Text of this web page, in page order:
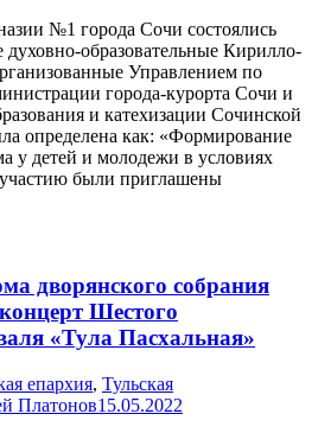
№1 города Сочи состоялись
образовательные Кирилло-
Управлением по
города-курорта Сочи и
и катехизации Сочинской
определена как: «Формирование
у детей и молодежи в условиях
были приглашены
дворянского собрания
Шестого
«Тула Пасхальная»
епархия, Тульская
Платонов15.05.2022